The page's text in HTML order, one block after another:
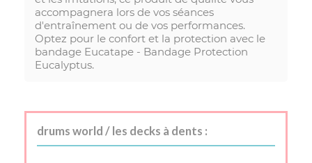
accompagnera lors de vos séances
d'entraînement ou de vos performances.
Optez pour le confort et la protection avec le
bandage Eucatape - Bandage Protection
Eucalyptus.
drums world / les decks à dents :